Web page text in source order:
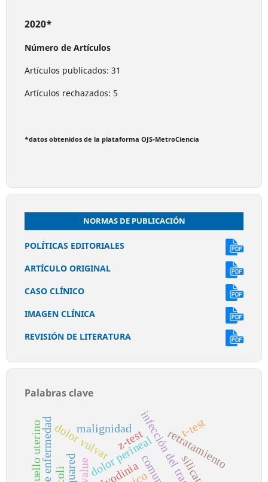
2020*
Número de Artículos
Artículos publicados: 31
Artículos rechazados: 5
*datos obtenidos de la plataforma OJS-MetroCiencia
NORMAS DE PUBLICACIÓN
POLÍTICAS EDITORIALES
ARTÍCULO ORIGINAL
CASO CLÍNICO
IMAGEN CLÍNICA
REVISIÓN DE LITERATURA
Palabras clave
dolor perineal
dolor vulvar retratamiento
z-test t-test
malignidad